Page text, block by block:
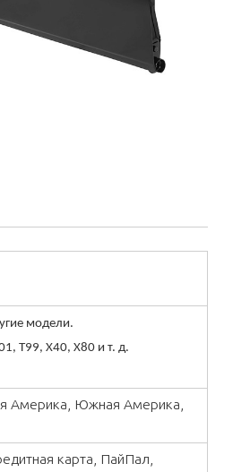
модели.
T99, X40, X80 и т. д.
Америка, Южная Америка,
карта, ПайПал,